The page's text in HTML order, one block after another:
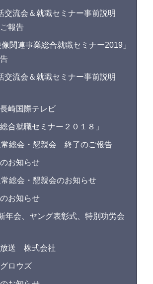
交流会＆就職セミナー事前説明
報告
関連事業総合就職セミナー2019」
交流会＆就職セミナー事前説明
崎国際テレビ
合就職セミナー２０１８」
総会・懇親会 終了のご報告
お知らせ
総会・懇親会のお知らせ
お知らせ
会、ヤング表彰式、特別功労会
放送 株式会社
ロウズ